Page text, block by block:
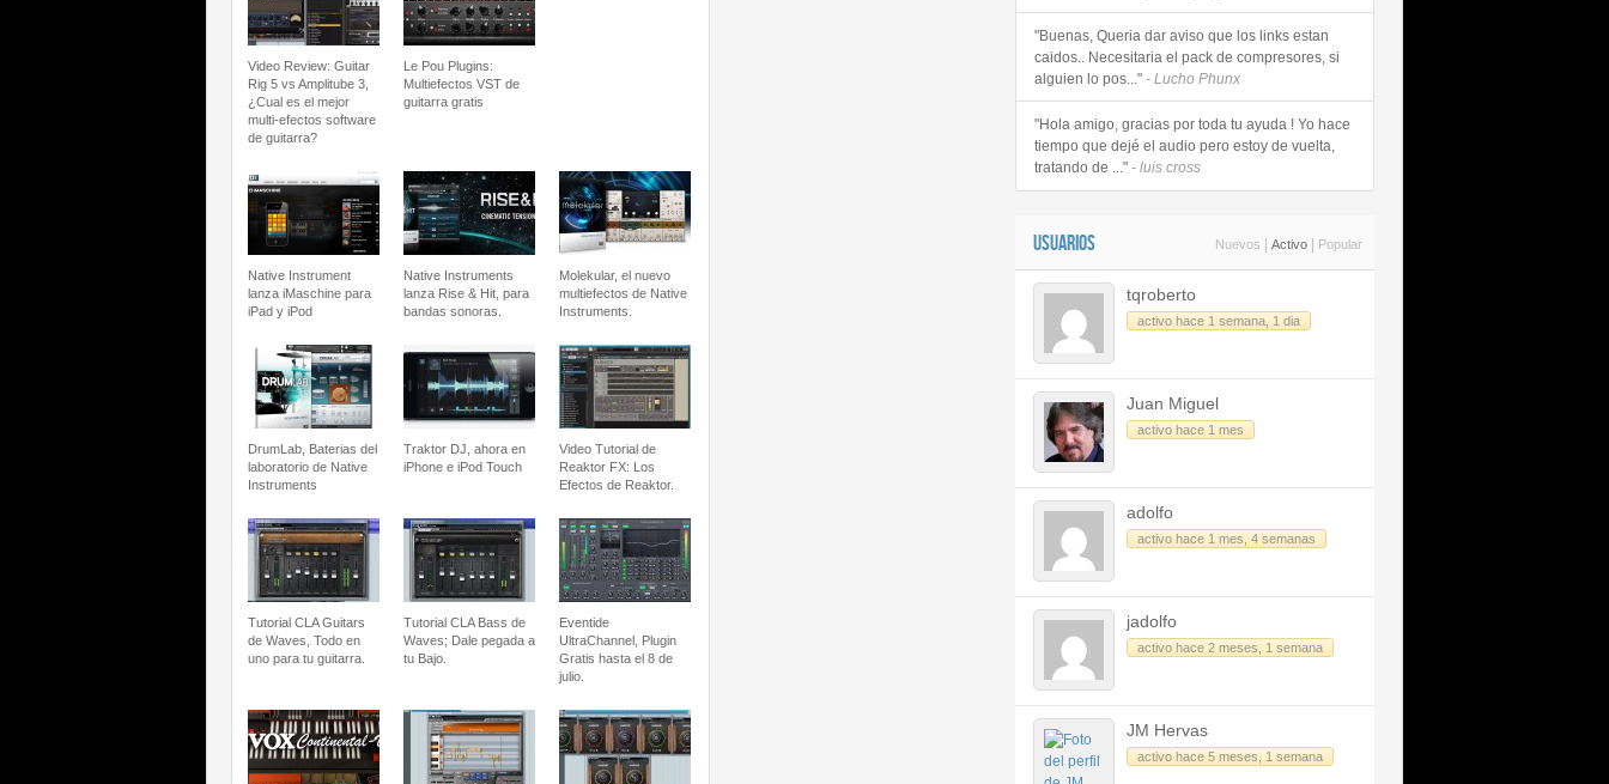
Video Review: Guitar
Rig 5 vs Amplitube 3,
¿Cual es el mejor
multi-efectos software
de guitarra?
Le Pou Plugins:
Multiefectos VST de
guitarra gratis
Native Instrument
lanza iMaschine para
iPad y iPod
Native Instruments
lanza Rise & Hit, para
bandas sonoras.
Molekular, el nuevo
multiefectos de Native
Instruments.
DrumLab, Baterias del
laboratorio de Native
Instruments
Traktor DJ, ahora en
iPhone e iPod Touch
Video Tutorial de
Reaktor FX: Los
Efectos de Reaktor.
Tutorial CLA Guitars
de Waves, Todo en
uno para tu guitarra.
Tutorial CLA Bass de
Waves; Dale pegada a
tu Bajo.
Eventide
UltraChannel, Plugin
Gratis hasta el 8 de
julio.
"Buenas, Queria dar aviso que los links estan
caidos.. Necesitaria el pack de compresores, si
alguien lo pos..." - Lucho Phunx
"Hola amigo, gracias por toda tu ayuda ! Yo hace
tiempo que dejé el audio pero estoy de vuelta,
tratando de ..." - luis cross
USUARIOS Nuevos Activo Popular
tqroberto
activo hace 1 semana, 1 dia
Juan Miguel
activo hace 1 mes
adolfo
activo hace 1 mes, 4 semanas
jadolfo
activo hace 2 meses, 1 semana
JM Hervas
activo hace 5 meses, 1 semana